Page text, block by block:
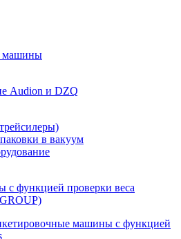
машины
Audion и DZQ
в вакуум
функцией проверки веса
машины с функцией